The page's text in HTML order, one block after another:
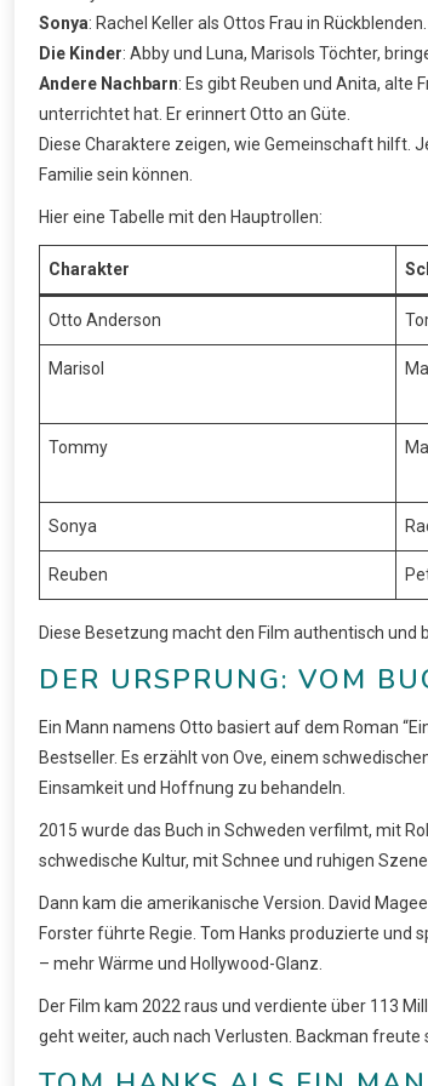
Sonya: Rachel Keller als Ottos Frau in
Die Kinder: Abby und Luna, Marisols Töchter,
Andere Nachbarn: Es gibt Reuben und Anita, alte
unterrichtet hat. Er erinnert Otto an Güte.
Diese Charaktere zeigen, wie Gemeinschaft hilft.
Familie sein können.
Hier eine Tabelle mit den Hauptrollen:
Charakter
Otto Anderson
Marisol
Tommy
Sonya
Reuben
Diese Besetzung macht den Film authentisch und
DER URSPRUNG: VOM
Ein Mann namens Otto basiert auf dem Roman
Bestseller. Es erzählt von Ove, einem
Einsamkeit und Hoffnung zu behandeln.
2015 wurde das Buch in Schweden verfilmt, mit
schwedische Kultur, mit Schnee und ruhigen
Dann kam die amerikanische Version. David
Forster führte Regie. Tom Hanks produzierte und
– mehr Wärme und Hollywood-Glanz.
Der Film kam 2022 raus und verdiente über 113
geht weiter, auch nach Verlusten. Backman